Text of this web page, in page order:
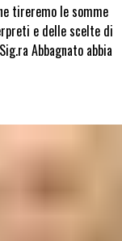
tireremo le somme
e delle scelte di
Abbagnato abbia